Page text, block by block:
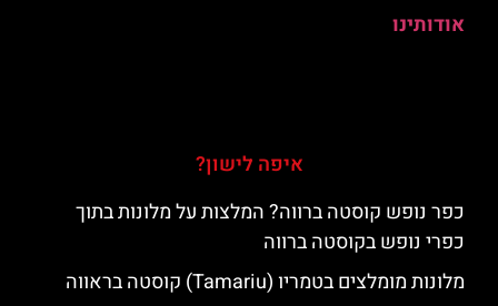
אודותינו
איפה לישון?
כפר נופש קוסטה ברווה? המלצות על מלונות בתוך
כפרי נופש בקוסטה ברווה
מלונות מומלצים בטמריו (Tamariu) קוסטה בראווה